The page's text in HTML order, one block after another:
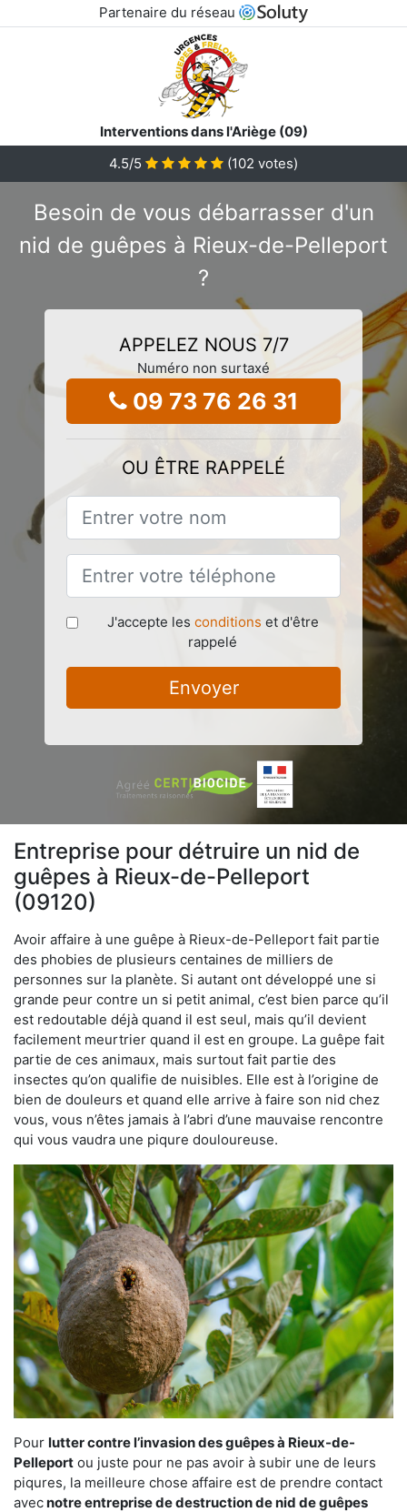
Partenaire du réseau
Interventions dans l'Ariège (09)
4.5/5 (102 votes)
Besoin de vous débarrasser d'un
nid de guêpes à Rieux-de-Pelleport
?
APPELEZ NOUS 7/7
Numéro non surtaxé
09 73 76 26 31
OU ÊTRE RAPPELÉ
J'accepte les conditions et d'être
rappelé
Envoyer
Entreprise pour détruire un nid de
guêpes à Rieux-de-Pelleport
(09120)
Avoir affaire à une guêpe à Rieux-de-Pelleport fait partie
des phobies de plusieurs centaines de milliers de
personnes sur la planète. Si autant ont développé une si
grande peur contre un si petit animal, c’est bien parce qu’il
est redoutable déjà quand il est seul, mais qu’il devient
facilement meurtrier quand il est en groupe. La guêpe fait
partie de ces animaux, mais surtout fait partie des
insectes qu’on qualifie de nuisibles. Elle est à l’origine de
bien de douleurs et quand elle arrive à faire son nid chez
vous, vous n’êtes jamais à l’abri d’une mauvaise rencontre
qui vous vaudra une piqure douloureuse.
Pour lutter contre l’invasion des guêpes à Rieux-de-
Pelleport ou juste pour ne pas avoir à subir une de leurs
piqures, la meilleure chose affaire est de prendre contact
avecnotre entreprise de destruction de nid de guêpes